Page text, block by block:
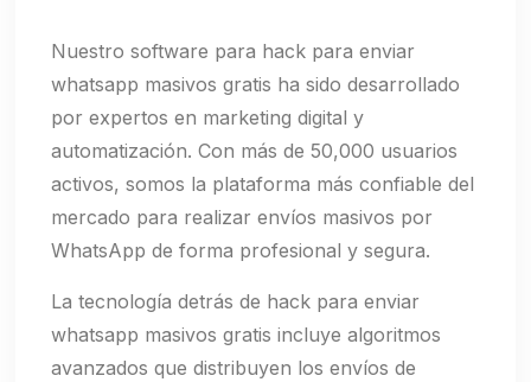
Nuestro software para hack para enviar
whatsapp masivos gratis ha sido desarrollado
por expertos en marketing digital y
automatización. Con más de 50,000 usuarios
activos, somos la plataforma más confiable del
mercado para realizar envíos masivos por
WhatsApp de forma profesional y segura.
La tecnología detrás de hack para enviar
whatsapp masivos gratis incluye algoritmos
avanzados que distribuyen los envíos de